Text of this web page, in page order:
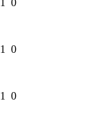
1 0
1 0